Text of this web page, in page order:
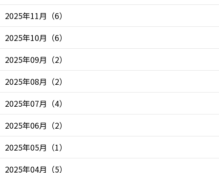
2025年11月 （6）
2025年10月 （6）
2025年09月 （2）
2025年08月 （2）
2025年07月 （4）
2025年06月 （2）
2025年05月 （1）
2025年04月 （5）